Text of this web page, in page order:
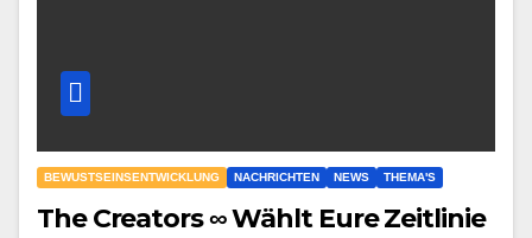
BEWUSTSEINSENTWICKLUNG NACHRICHTEN NEWS THEMA'S
The Creators ∞ Wählt Eure Zeitlinie